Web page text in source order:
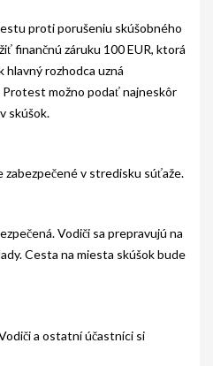
proti porušeniu skúšobného
finančnú záruku 100 EUR, ktorá
hlavný rozhodca uzná
možno podať najneskôr
skúšok.
v stredisku súťaže.
Vodiči sa prepravujú na
Cesta na miesta skúšok bude
a ostatní účastníci si